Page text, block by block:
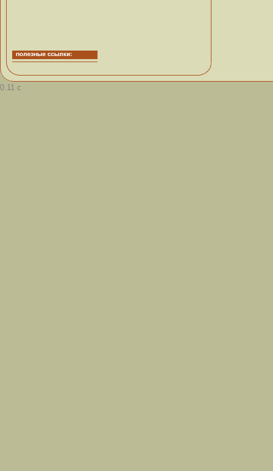
0.11 с